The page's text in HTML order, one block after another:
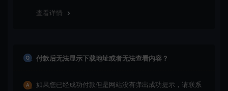
查看详情
付款后无法显示下载地址或者无法查看内容？
如果您已经成功付款但是网站没有弹出成功提示，请联系